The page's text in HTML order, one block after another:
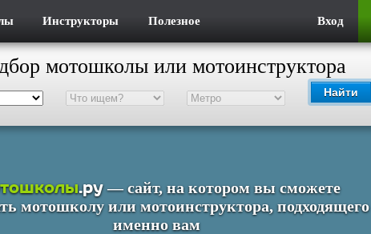
Вход
Инструкторы Полезное
мотошколы или мотоинструктора
Найти
.ру — сайт, на котором вы сможете
мотошколу или мотоинструктора, подходящего
именно вам